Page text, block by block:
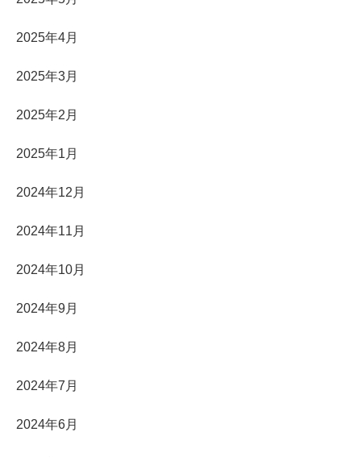
2025年4月
2025年3月
2025年2月
2025年1月
2024年12月
2024年11月
2024年10月
2024年9月
2024年8月
2024年7月
2024年6月